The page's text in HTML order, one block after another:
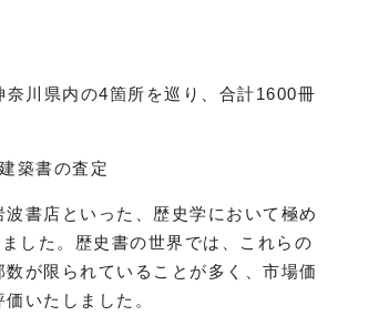
川県内の4箇所を巡り、合計1600冊
築書の査定
書店といった、歴史学において極め
した。歴史書の世界では、これらの
が限られていることが多く、市場価
いたしました。